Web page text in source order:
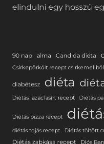
elindulni egy hosszú
90 nap alma Candida diéta
Csirkepörkölt recept
diabétesz diéta
Diétás lazacfasírt recept Diétás
Diétás pizza recept
diétás tojás recept Diétás töltött
Diétás zabkása recept Diós